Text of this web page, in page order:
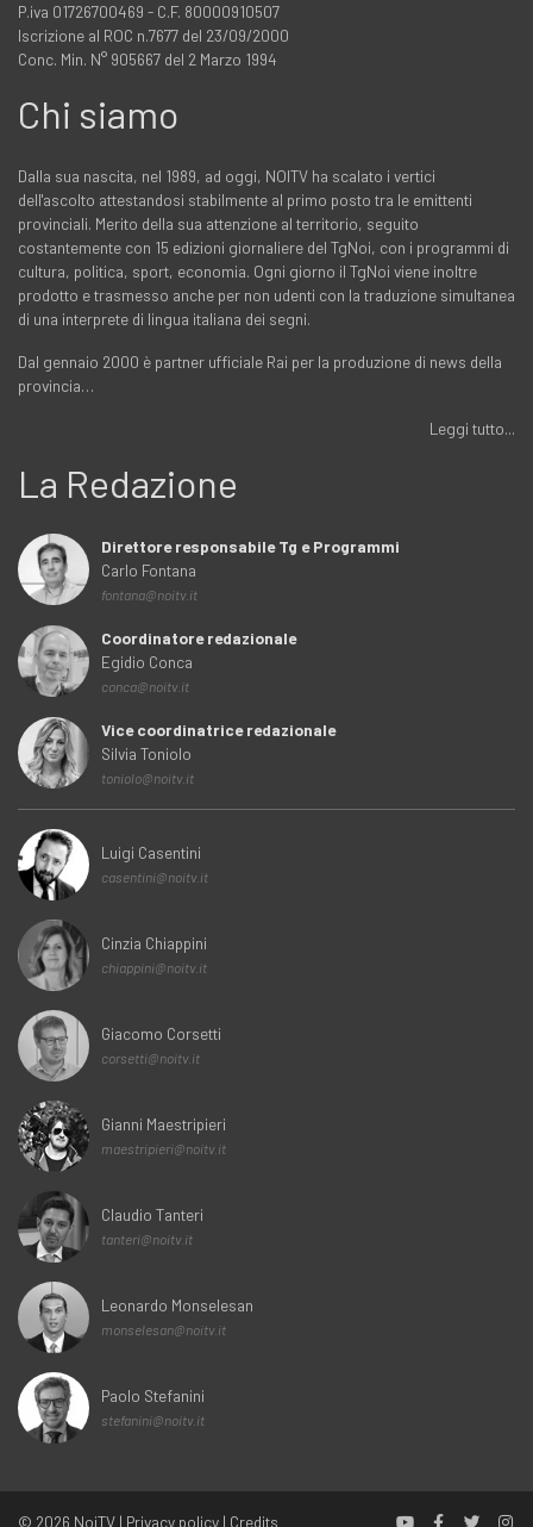
P.iva 01726700469 - C.F. 80000910507
Iscrizione al ROC n.7677 del 23/09/2000
Conc. Min. N° 905667 del 2 Marzo 1994
Chi siamo
Dalla sua nascita, nel 1989, ad oggi, NOITV ha scalato i vertici
dell'ascolto attestandosi stabilmente al primo posto tra le emittenti
provinciali. Merito della sua attenzione al territorio, seguito
costantemente con 15 edizioni giornaliere del TgNoi, con i programmi di
cultura, politica, sport, economia. Ogni giorno il TgNoi viene inoltre
prodotto e trasmesso anche per non udenti con la traduzione simultanea
di una interprete di lingua italiana dei segni.
Dal gennaio 2000 è partner ufficiale Rai per la produzione di news della
provincia…
Leggi tutto...
La Redazione
Direttore responsabile Tg e Programmi
Carlo Fontana
fontana@noitv.it
Coordinatore redazionale
Egidio Conca
conca@noitv.it
Vice coordinatrice redazionale
Silvia Toniolo
toniolo@noitv.it
Luigi Casentini
casentini@noitv.it
Cinzia Chiappini
chiappini@noitv.it
Giacomo Corsetti
corsetti@noitv.it
Gianni Maestripieri
maestripieri@noitv.it
Claudio Tanteri
tanteri@noitv.it
Leonardo Monselesan
monselesan@noitv.it
Paolo Stefanini
stefanini@noitv.it
© 2026 NoiTV | Privacy policy | Credits